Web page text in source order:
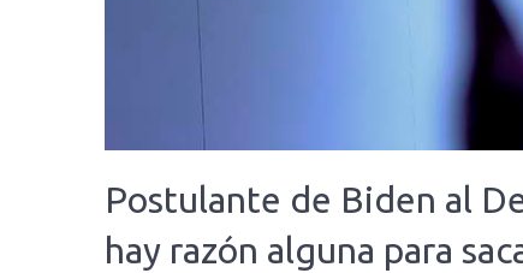
Postulante de Biden al
hay razón alguna para